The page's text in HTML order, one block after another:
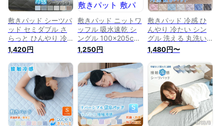
敷きパッド シーツパ
ッド セミダブル さ
らっと ひんやり 冷
感 速乾 吸放湿
120×205cm 丸洗い
OK 抗菌 防臭 綿無し
軽量 敷きパット
22S011-NEW
1,420円
敷きパッド ニットワ
ッフル 吸水速乾 シ
ングル 100×205cm
丸洗いOK 抗菌 防臭
敷きパット 敷パット
ベッドパッド ベッド
パット ベッドシーツ
パットシーツ A726-
1,250円
敷きパッド 冷感 ひ
んやり 冷たい シン
グル 洗える 丸洗い
やわらか かわいい
接触冷感 夏 冷感パ
ッド 冷感敷きパッド
ひんやりマット 敷き
パット 敷パッド 敷
パット シーツパッド
ベッド シーツ
100×205cm
1,480円〜